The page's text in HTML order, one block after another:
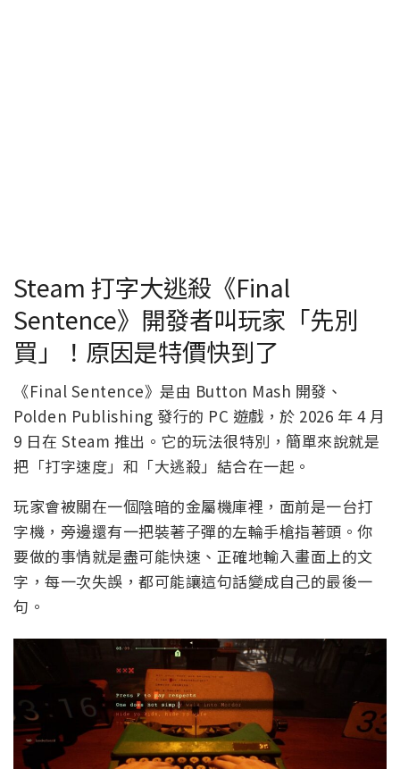
Steam 打字大逃殺《Final
Sentence》開發者叫玩家「先別
買」！原因是特價快到了
《Final Sentence》是由 Button Mash 開發、
Polden Publishing 發行的 PC 遊戲，於 2026 年 4 月
9 日在 Steam 推出。它的玩法很特別，簡單來說就是
把「打字速度」和「大逃殺」結合在一起。
玩家會被關在一個陰暗的金屬機庫裡，面前是一台打
字機，旁邊還有一把裝著子彈的左輪手槍指著頭。你
要做的事情就是盡可能快速、正確地輸入畫面上的文
字，每一次失誤，都可能讓這句話變成自己的最後一
句。